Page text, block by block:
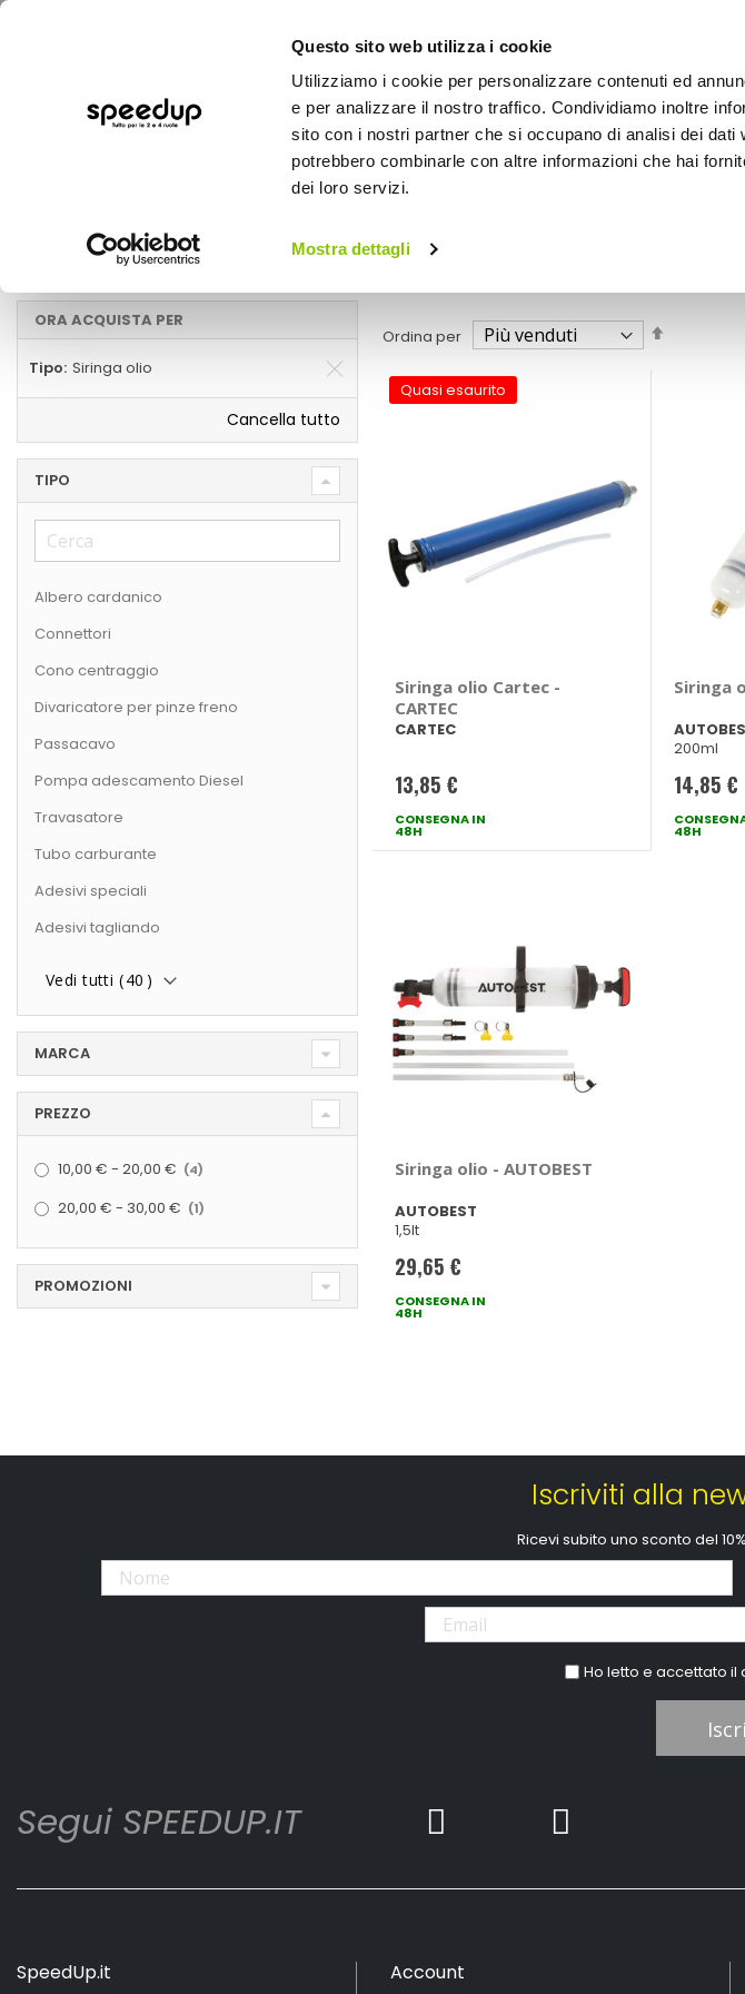
Questo sito web utilizza i cookie
Utilizziamo i cookie per personalizzare contenuti ed
e per analizzare il nostro traffico. Condividiamo inoltre
sito con i nostri partner che si occupano di analisi dei dati
potrebbero combinarle con altre informazioni che hai
dei loro servizi.
Mostra dettagli
BICI OUTDOOR
Auto Manutenzione e ricambi auto
Siringa olio
Ordina per
Quasi esaurito
Siringa olio Cartec -
CARTEC
CARTEC
13,85 €
CONSEGNA IN
48H
Siringa
200ml
14,85 €
48H
Siringa olio - AUTOBEST
AUTOBEST
1,5lt
29,65 €
CONSEGNA IN
48H
ORA ACQUISTA PER
Tipo Siringa olio
Cancella tutto
TIPO
Albero cardanico
Connettori
Cono centraggio
Divaricatore per pinze freno
Passacavo
Pompa adescamento Diesel
Travasatore
Tubo carburante
Adesivi speciali
Adesivi tagliando
Vedi tutti (40 )
MARCA
PREZZO
10,00 € - 20,00 € 4
20,00 € - 30,00 € 1
PROMOZIONI
Iscriviti alla
Ricevi subito uno sconto del
Ho letto e accettato
Segui SPEEDUP.IT
SpeedUp.it Account